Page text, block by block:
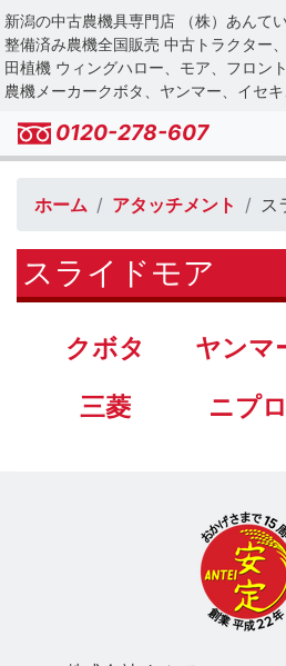
Skip
to
main
新潟の中古農機具専門店 （株）あんてい
整備済み農機全国販売 中古トラクター
田植機 ウィングハロー、モア、フロント
農機メーカークボタ、ヤンマー、イセキ
0120-278-607
ホーム アタッチメント ス
スライドモア
クボタ ヤンマ
三菱
ニプロ